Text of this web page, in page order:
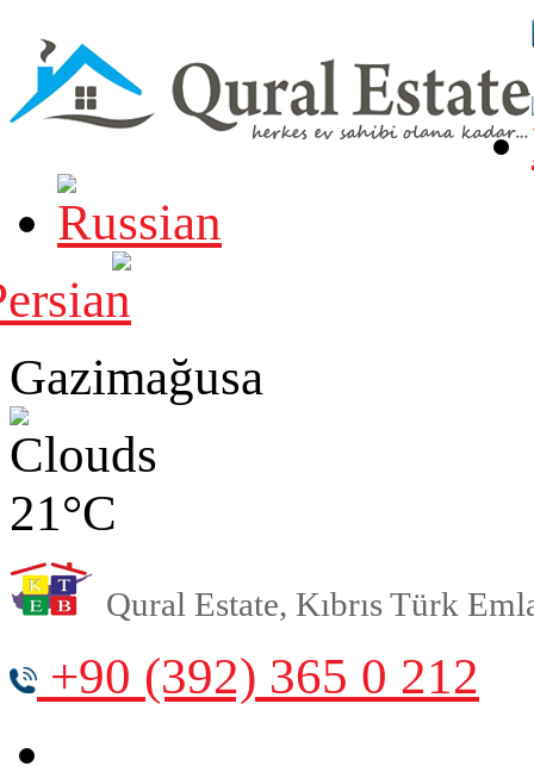
Gazimağusa
21°C
Qural Estate, Kıbrıs Türk
+90 (392) 365 0 212